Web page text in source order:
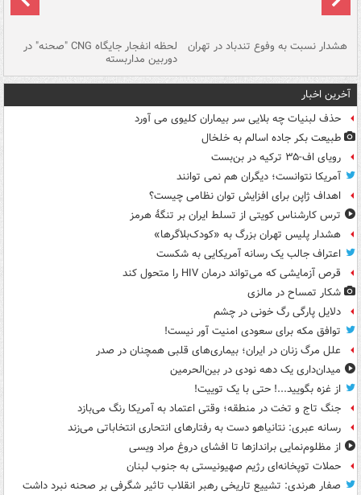
هشدار نسبت به وفوع تندباد در تهران لحظه انفجار جایگاه CNG "صحنه" در
دوربین مداربسته
آخرین اخبار
حذف لبنیات چه بلایی سر بیماران کلیوی می آورد
طبیعت بکر جاده اسالم به خلخال
رویای اف-۳۵ ترکیه در بن‌بست
آمریکا نتوانست؛ دیگران هم نمی توانند
اهداف ژاپن برای افزایش توان نظامی چیست؟
ترس کارشناس کویتی از تسلط ایران بر تنگۀ هرمز
هشدار پلیس تهران بزرگ به «کودک‌بلاگرها»
اعتراف جالب یک رسانه آمریکایی به شکست
قرص آزمایشی که می‌تواند درمان HIV را متحول کند
شکار تمساح در مالزی
دلایل پارگی رگ خونی در چشم
توافق مکه برای سعودی امنیت آور نیست!
علل مرگ زنان در ایران؛ بیماری‌های قلبی همچنان در صدر
میدان‌داری یک دهه نودی در بین‌الحرمین
از غزه بگویید...! حتی با یک توییت!
جنگ تاج و تخت در منطقه؛ وقتی اعتماد به آمریکا رنگ می‌بازد
رسانه عبری: نتانیاهو دست به رفتارهای انتحاری انتخاباتی می‌زند
از مظلوم‌نمایی براندازها تا افشای دروغ مراد ویسی
حملات توپخانه‌ای رژیم صهیونیستی به جنوب لبنان
صفار هرندی: تشییع تاریخی رهبر انقلاب تاثیر شگرفی بر صحنه نبرد داشت